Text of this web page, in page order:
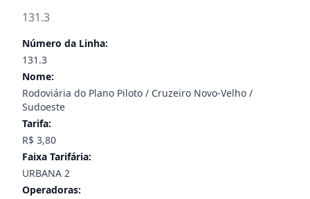
131.3
Número da Linha:
131.3
Nome:
Rodoviária do Plano Piloto / Cruzeiro Novo-Velho /
Sudoeste
Tarifa:
R$ 3,80
Faixa Tarifária:
URBANA 2
Operadoras: